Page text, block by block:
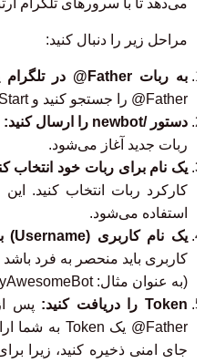
مراحل زیر را دنبال کنید:
به ربات Father@ در تلگرام پیام دهید:
Father@ را جستجو کنید و Start را بزنید.
دستور /newbot را ارسال کنید:
ربات جدید آغاز می‌شود.
یک نام برای ربات خود انتخاب
کارکرد ربات انتخاب کنید.
استفاده می‌شود.
یک نام کاربری (Username) برای ربات انتخاب کنید:
(به عنوان مثال: MyAwesomeBot).
Token را دریافت کنید:
پس
جای امنی ذخیره کنید، زیرا